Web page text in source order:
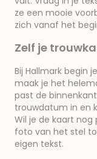
ze een mooie
zich vanaf het
Zelf je
Bij Hallmark begin
maak je het
past de
trouwdatum in en
Wil je de kaart nog
foto van het stel
eigen tekst.